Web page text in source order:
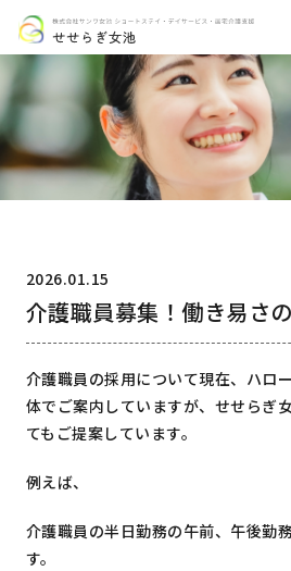
2026.01.15
介護職員募集！働き易さの
介護職員の採用について現在、ハロ
体でご案内していますが、せせらぎ
てもご提案しています。
例えば、
介護職員の半日勤務の午前、午後勤
す。